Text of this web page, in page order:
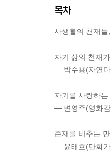
목차
사생활의 천재들
자기 삶의 천재
― 박수용(자연다
자기를 사랑하는
― 변영주(영화감
존재를 비추는
― 윤태호(만화